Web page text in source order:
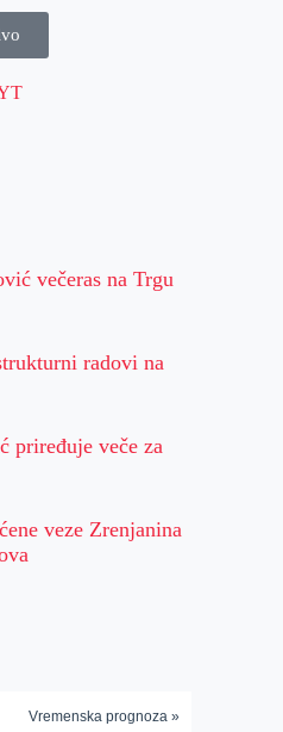
večeras na Trgu
radovi na
priređuje veče za
veze Zrenjanina